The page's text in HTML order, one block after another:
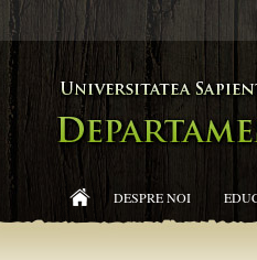
DESPRE NOI